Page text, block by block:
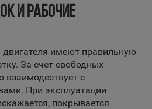
И РАБОЧИЕ
двигателя имеют правильную
За счет свободных
взаимодествует с
При эксплуатации
покрывается